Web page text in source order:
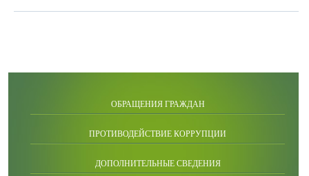
ОБРАЩЕНИЯ ГРАЖДАН
ПРОТИВОДЕЙСТВИЕ КОРРУПЦИИ
ДОПОЛНИТЕЛЬНЫЕ СВЕДЕНИЯ